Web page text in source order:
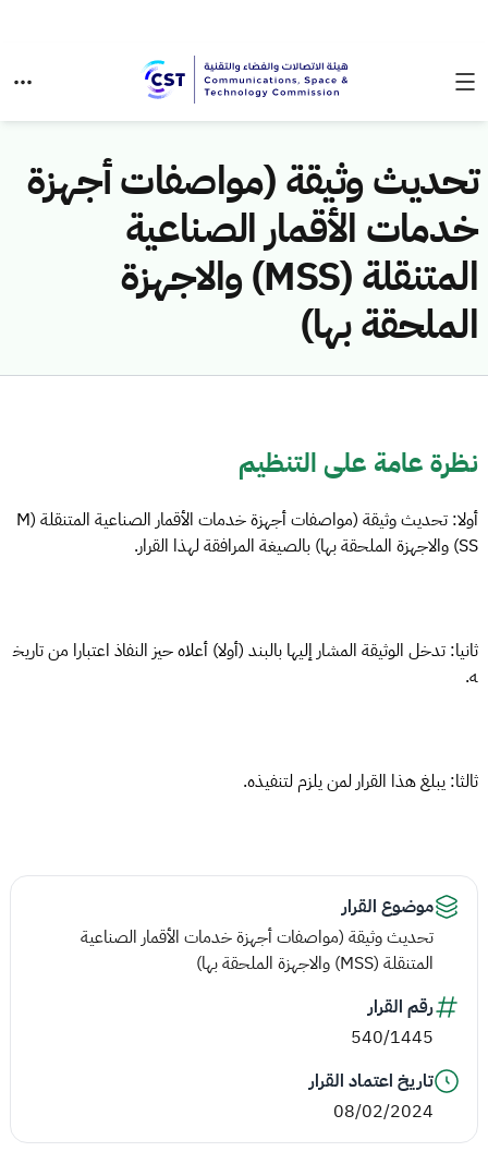
تحديث وثيقة (مواصفات أجهزة
خدمات الأقمار الصناعية
المتنقلة (MSS) والاجهزة
الملحقة بها)
نظرة عامة على التنظيم
أولا: تحديث وثيقة (مواصفات أجهزة خدمات الأقمار الصناعية المتنقلة (M
SS) والاجهزة الملحقة بها) بالصيغة المرافقة لهذا القرار.
ثانيا: تدخل الوثيقة المشار إليها بالبند (أولا) أعلاه حيز النفاذ اعتبارا من تاريخ
ه.
ثالثا: يبلغ هذا القرار لمن يلزم لتنفيذه.
موضوع القرار
تحديث وثيقة (مواصفات أجهزة خدمات الأقمار الصناعية
المتنقلة (MSS) والاجهزة الملحقة بها)
رقم القرار
540/1445
تاريخ اعتماد القرار
08/02/2024